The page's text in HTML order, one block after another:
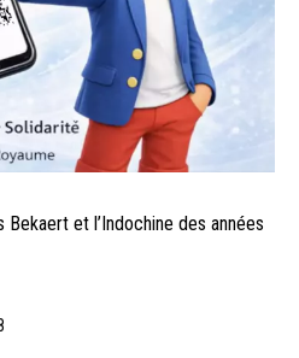
Bekaert et l’Indochine des années